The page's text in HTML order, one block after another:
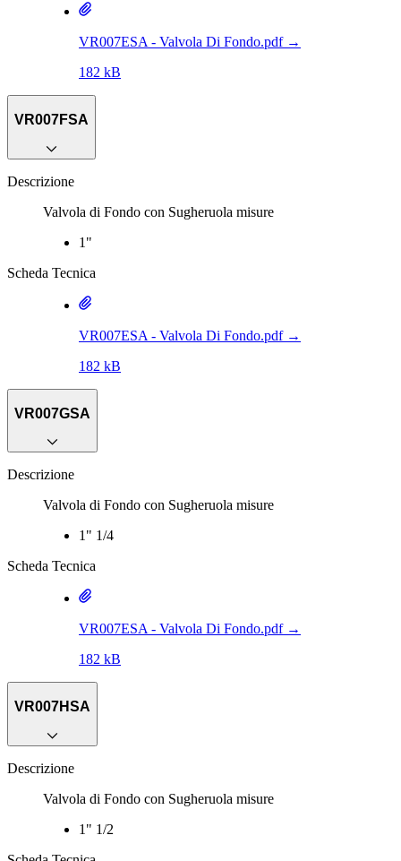
VR007ESA - Valvola Di Fondo.pdf→
182 kB
VR007FSA
Descrizione
Valvola di Fondo con Sugheruola misure
1"
Scheda Tecnica
VR007ESA - Valvola Di Fondo.pdf→
182 kB
VR007GSA
Descrizione
Valvola di Fondo con Sugheruola misure
1" 1/4
Scheda Tecnica
VR007ESA - Valvola Di Fondo.pdf→
182 kB
VR007HSA
Descrizione
Valvola di Fondo con Sugheruola misure
1" 1/2